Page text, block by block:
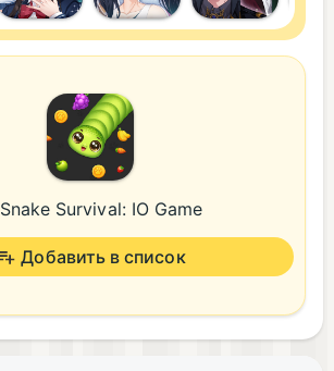
Snake Survival: IO Game
Добавить в список